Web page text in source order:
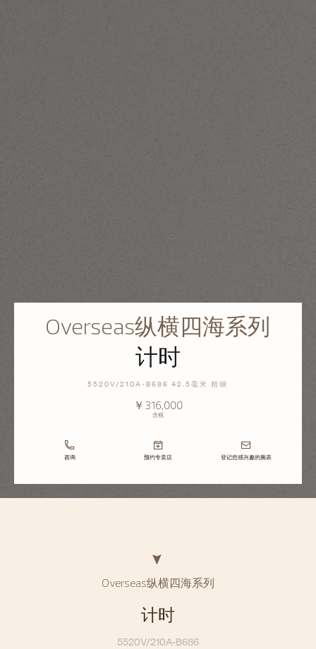
Overseas纵横四海系列
计时
5520V/210A-B686 42.5毫米 精钢
￥316,000
含税
咨询 预约专卖店 登记您感兴趣的腕表
Overseas纵横四海系列
计时
5520V/210A-B686